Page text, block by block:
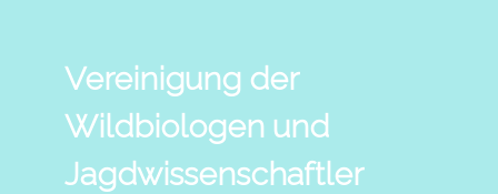
Vereinigung der
Wildbiologen und
Jagdwissenschaftler